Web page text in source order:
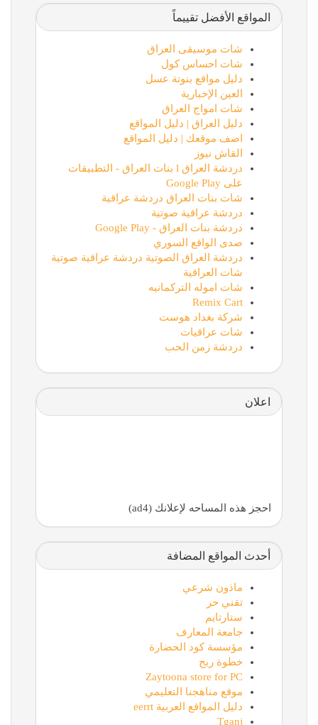
المواقع الأفضل تقييماً
شات موسيقى العراق
شات احساس كول
دليل مواقع بنوتة عسل
العين الإخبارية
شات امواج العراق
دليل العراق | دليل المواقع
اضف موقعك | دليل المواقع
القاش نيوز
دردشة العراق l بنات العراق - التطبيقات
على Google Play
شات بنات العراق دردشة عراقية
دردشة عراقية صوتية
دردشة بنات العراق - Google Play
صدى الواقع السوري
دردشة العراق الصوتية دردشة عراقية صوتية
شات العراقية
شات اموله التركمانيه
Remix Cart
شركة بغداد هوست
شات عراقيات
دردشة زمن الحب
اعلان
احجز هذه المساحه لإعلانك (ad4)
أحدث المواقع المضافة
ماذون شرعي
تقني حر
ستارتايم
جامعة المعارف
مؤسسة كود الحضارة
خطوة ربح
Zaytoona store for PC
موقع مناهجنا التعليمي
دليل المواقع العربية eerrt
Tganj